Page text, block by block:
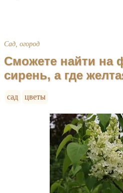
Сад, огород
Сможете найти на
сирень, а где
сад цветы